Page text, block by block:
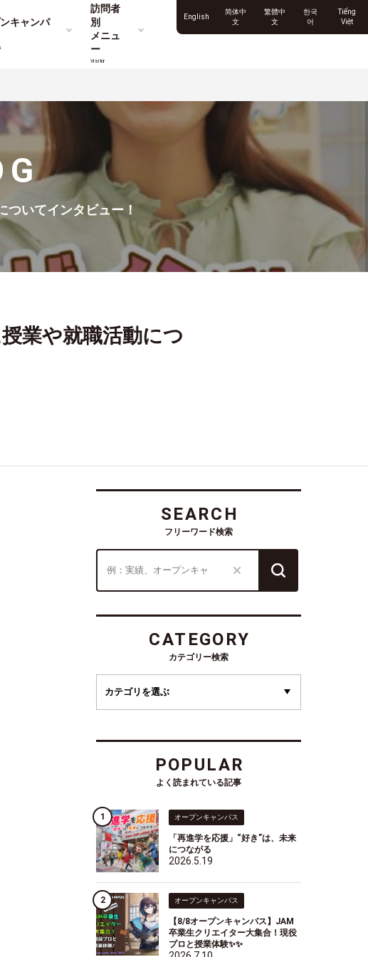
キャンパ
訪問者
別
メニュ
ー
Visitor
English
简体中
文
繁體中
文
한국
어
Tiếng
Việt
ついてインタビュー！
業や就職活動につ
SEARCH
フリーワード検索
CATEGORY
カテゴリー検索
POPULAR
よく読まれている記事
オープンキャンパス
「再進学を応援」“好き”は、未来
につながる
2026.5.19
オープンキャンパス
【8/8オープンキャンパス】JAM
卒業生クリエイター大集合！現役
プロと授業体験✨✨